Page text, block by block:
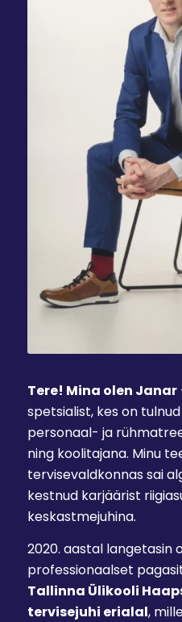
Tere! Mina olen Janar
spetsialist, kes on
personaal- ja
ning koolitajana. Minu
tervisevaldkonnas sai
kestnud karjäärist
keskastmejuhina.
2020. aastal langetasin
professionaalset
Tallinna Ülikooli
tervisejuhi erialal,